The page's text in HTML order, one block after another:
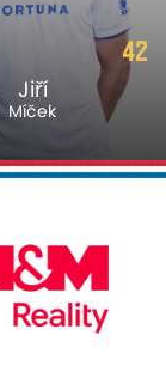
42
Jiří
Míček